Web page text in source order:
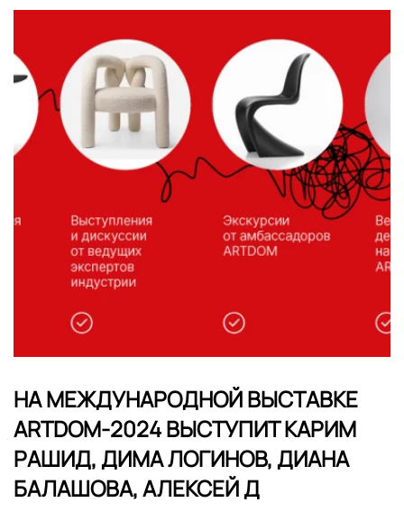
​НА МЕЖДУНАРОДНОЙ ВЫСТАВКЕ
ARTDOM-2024 ВЫСТУПИТ КАРИМ
РАШИД, ДИМА ЛОГИНОВ, ДИАНА
БАЛАШОВА, АЛЕКСЕЙ Д